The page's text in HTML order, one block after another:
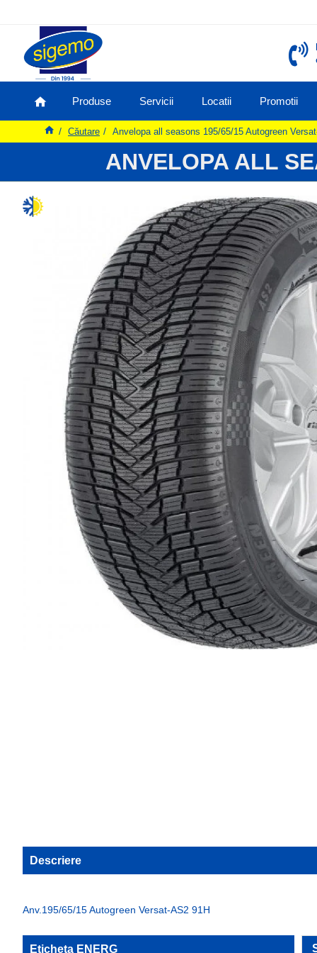
Produse Servicii Locatii Promotii
Căutare Anvelopa all seasons 195/65/15 Autogreen
ANVELOPA ALL
Descriere
Anv.195/65/15 Autogreen Versat-AS2 91H
Eticheta ENERG